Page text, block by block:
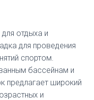
отдыха и
для проведения
спортом.
бассейнам и
предлагает широкий
и